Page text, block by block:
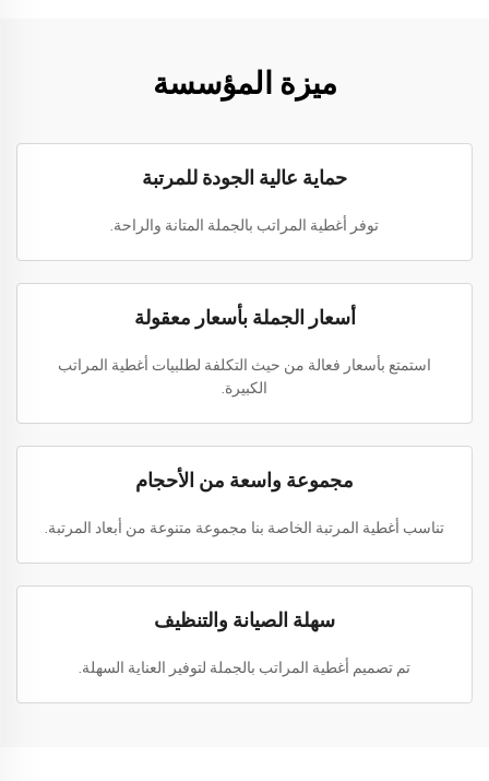
ميزة المؤسسة
حماية عالية الجودة للمرتبة
توفر أغطية المراتب بالجملة المتانة والراحة.
أسعار الجملة بأسعار معقولة
استمتع بأسعار فعالة من حيث التكلفة لطلبيات أغطية المراتب
الكبيرة.
مجموعة واسعة من الأحجام
تناسب أغطية المرتبة الخاصة بنا مجموعة متنوعة من أبعاد المرتبة.
سهلة الصيانة والتنظيف
تم تصميم أغطية المراتب بالجملة لتوفير العناية السهلة.